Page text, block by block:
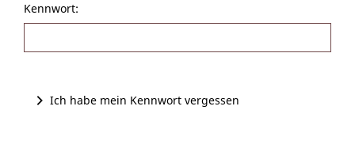
Kennwort:
Ich habe mein Kennwort vergessen